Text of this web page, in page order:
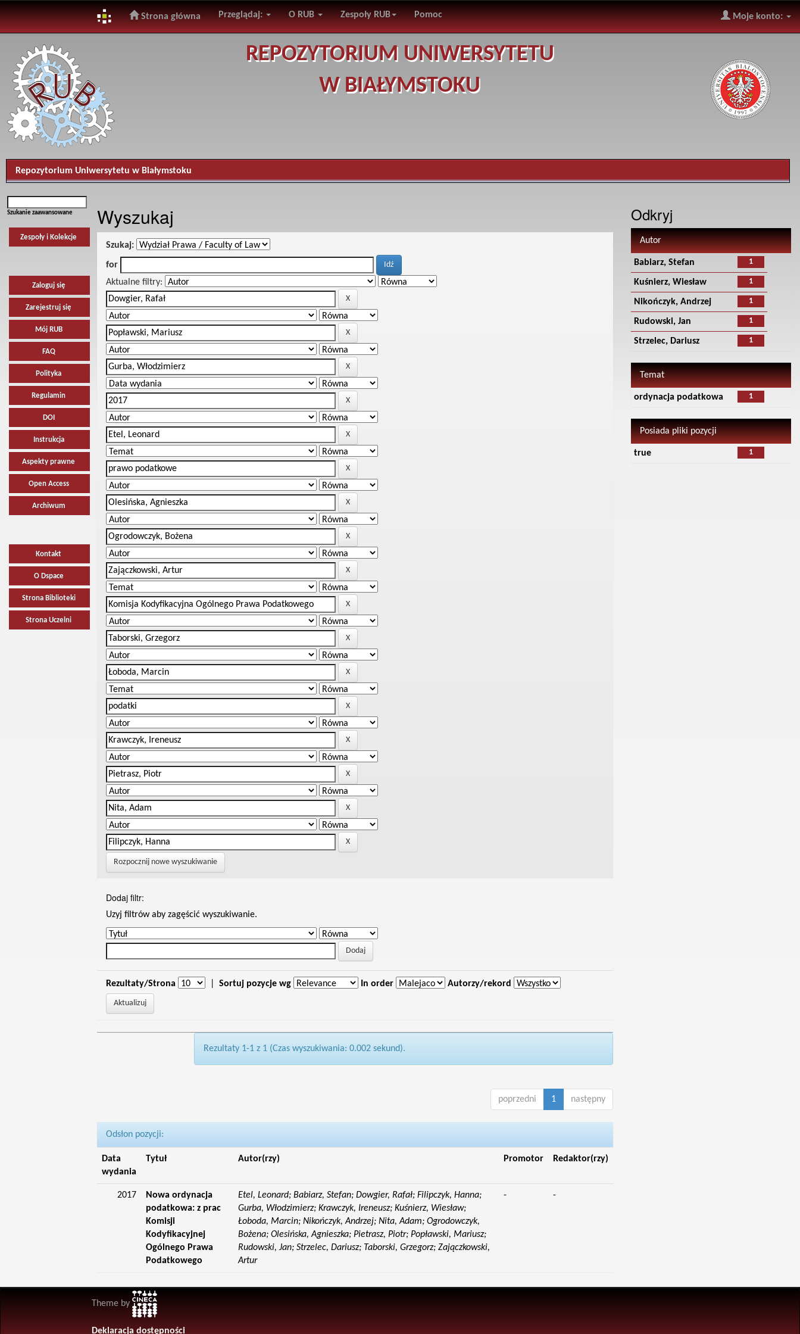
navigation
Strona główna Przeglądaj: O RUB Zespoły RUB Pomoc Moje konto:
REPOZYTORIUM UNIWERSYTETU
W BIAŁYMSTOKU
Repozytorium Uniwersytetu w Białymstoku
Szukanie zaawansowane
Zespoły i Kolekcje
Zaloguj się
Zarejestruj się
Mój RUB
FAQ
Polityka
Regulamin
DOI
Instrukcja
Aspekty prawne
Open Access
Archiwum
Kontakt
O Dspace
Strona Biblioteki
Strona Uczelni
Wyszukaj
Szukaj:
for
Aktualne filtry:
Rozpocznij nowe wyszukiwanie
Dodaj filtr:
Uzyj filtrów aby zagęścić wyszukiwanie.
Rezultaty/Strona Sortuj pozycje wg In order Autorzy/rekord
Rezultaty 1-1 z 1 (Czas wyszukiwania: 0.002 sekund).
poprzedni 1 następny
Odsłon pozycji:
Data
wydania
Tytuł Autor(rzy) Promotor Redaktor(rzy)
2017
Nowa ordynacja
podatkowa: z prac
Komisji
Kodyfikacyjnej
Ogólnego Prawa
Podatkowego
Etel, Leonard; Babiarz, Stefan; Dowgier, Rafał; Filipczyk, Hanna;
Gurba, Włodzimierz; Krawczyk, Ireneusz; Kuśnierz, Wiesław;
Łoboda, Marcin; Nikończyk, Andrzej; Nita, Adam; Ogrodowczyk,
Bożena; Olesińska, Agnieszka; Pietrasz, Piotr; Popławski, Mariusz;
Rudowski, Jan; Strzelec, Dariusz; Taborski, Grzegorz; Zajączkowski,
Artur
- -
Odkryj
Autor
1
Babiarz, Stefan
1
Kuśnierz, Wiesław
1
Nikończyk, Andrzej
1
Rudowski, Jan
1
Strzelec, Dariusz
Temat
1
ordynacja podatkowa
Posiada pliki pozycji
1
true
Theme by
Deklaracja dostępności